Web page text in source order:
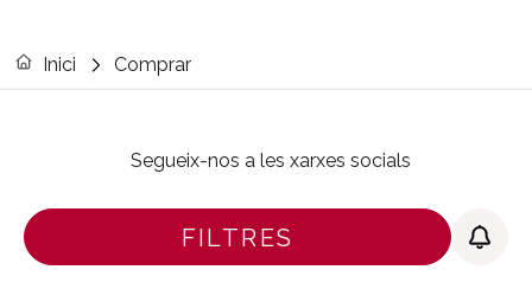
FILTRES
Inici Comprar
Segueix-nos a les xarxes socials